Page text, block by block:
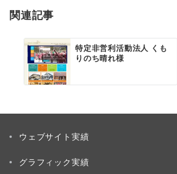
ン
関連記事
特定非営利活動法人 くも
りのち晴れ様
ウェブサイト実績
グラフィック実績